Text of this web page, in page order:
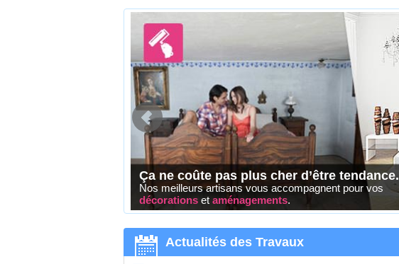
Ça ne coûte pas plus cher d’être tendance.
Nos meilleurs artisans vous accompagnent pour vos
décorations etaménagements.
Actualités des Travaux